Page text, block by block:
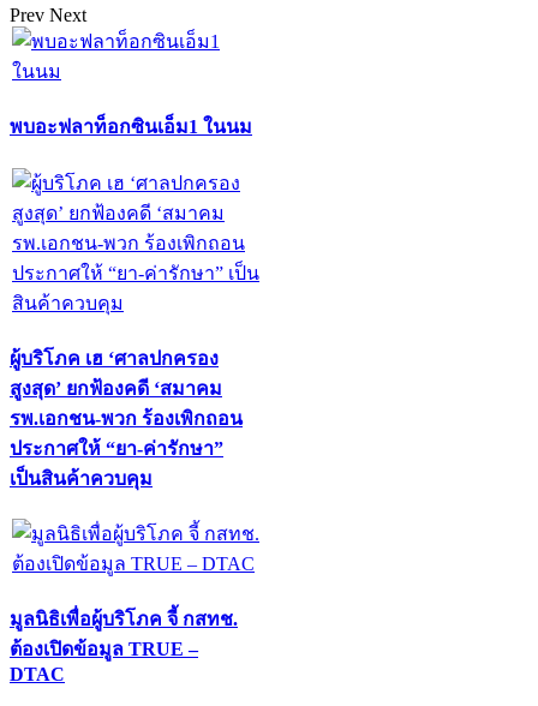
Prev Next
พบอะฟลาท็อกซินเอ็ม1 ในนม
ผู้บริโภค เฮ ‘ศาลปกครอง
สูงสุด’ ยกฟ้องคดี ‘สมาคม
รพ.เอกชน-พวก ร้องเพิกถอน
ประกาศให้ “ยา-ค่ารักษา”
เป็นสินค้าควบคุม
มูลนิธิเพื่อผู้บริโภค จี้ กสทช.
ต้องเปิดข้อมูล TRUE –
DTAC